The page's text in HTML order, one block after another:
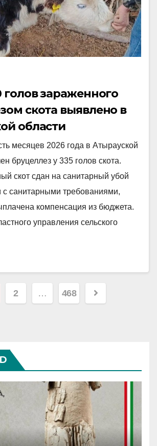
голов зараженного
скота выявлено в
области
месяцев 2026 года в Атырауской
бруцеллез у 335 голов скота.
скот сдан на санитарный убой
с санитарными требованиями,
компенсация из бюджета.
управления сельского
2 … 468